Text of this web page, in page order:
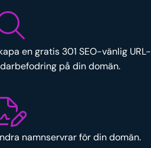
en gratis 301 SEO-vänlig URL-
på din domän.
namnservrar för din domän.